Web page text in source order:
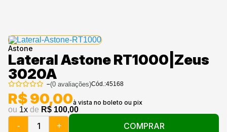
Astone
Lateral Astone RT1000|Zeus
3020A
–(0avaliações)Cód.:45168
ou 1x de R$ 100,00
R$ 90,00
- + COMPRAR